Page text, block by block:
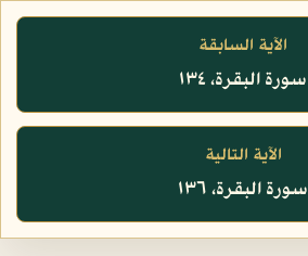
الآية السابقة
سورة البقرة، ١٣٤
الآية التالية
سورة البقرة، ١٣٦